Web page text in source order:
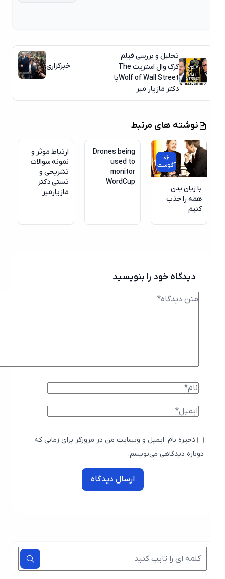
تحلیل و بررسی فیلم
گرگ وال استریت The
Wolf of Wall Streetبا
دکتر مازیار میر
خبرگزاری
نوشته های مرتبط
06
آگوست
با زبان بدن
همه را جذب
Drones being
used to
monitor
WordCup
ارتباط موثر و
نمونه سوالات
تشریحی و
تستی دکتر
مازیارمیر
دیدگاه خود را بنویسید
ذخیره نام، ایمیل و وبسایت من در مرورگر برای زمانی که
دوباره دیدگاهی می‌نویسم.
ارسال دیدگاه